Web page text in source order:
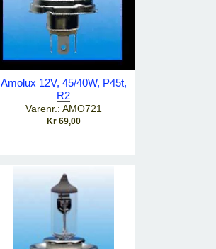
Amolux 12V, 45/40W, P45t,
R2
Varenr.: AMO721
Kr 69,00